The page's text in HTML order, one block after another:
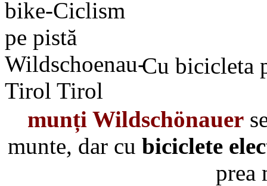
Cu bicicleta
munți Wildschönauer
munte, dar cu biciclete
prea